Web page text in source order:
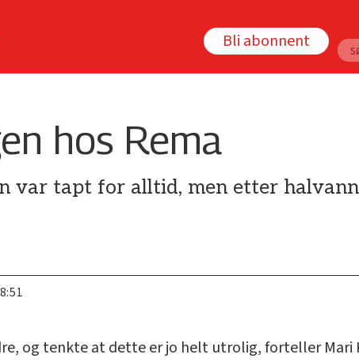
Bli abonnent
hos Rema
var tapt for alltid, men etter
og tenkte at dette er jo helt utrolig, forteller Mari